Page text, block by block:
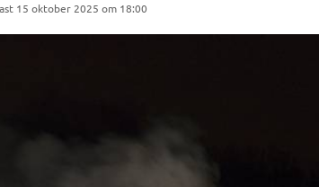
15 oktober 2025 om 18:00